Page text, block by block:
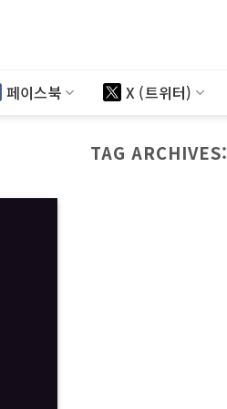
페이스북 X (트위터)
TAG ARCHIVES: